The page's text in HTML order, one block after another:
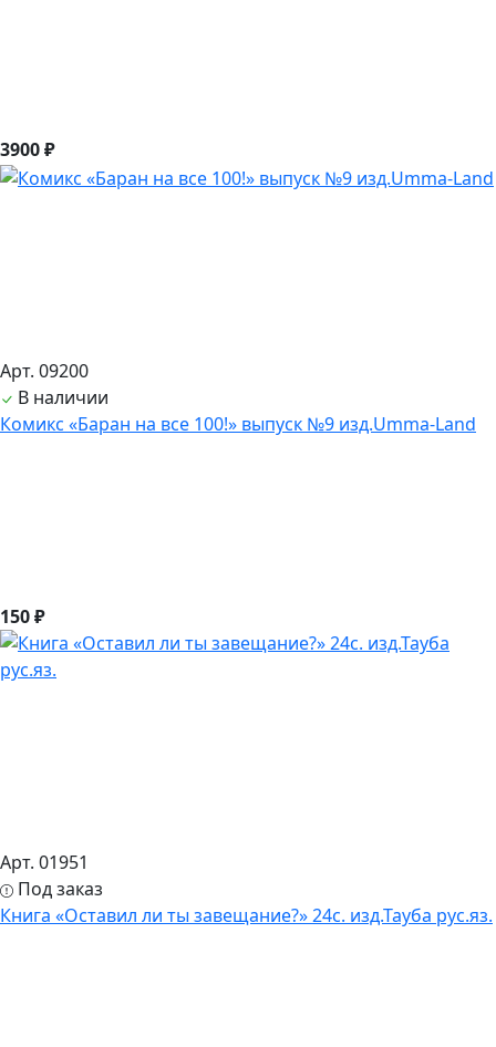
3900 ₽
Арт. 09200
В наличии
Комикс «Баран на все 100!» выпуск №9 изд.Umma-Land
150 ₽
Арт. 01951
Под заказ
Книга «Оставил ли ты завещание?» 24с. изд.Тауба рус.яз.